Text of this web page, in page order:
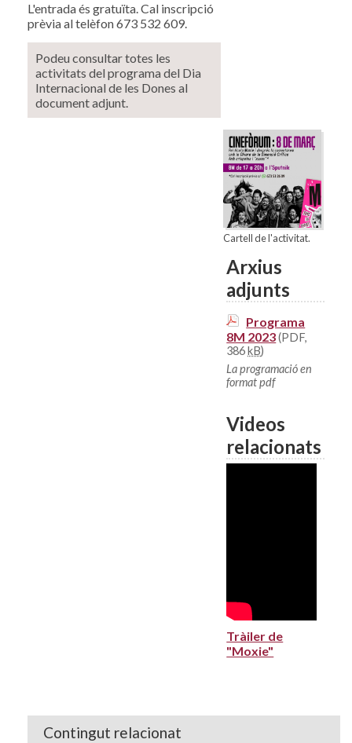
L'entrada és gratuïta. Cal inscripció
prèvia al telèfon 673 532 609.
Podeu consultar totes les
activitats del programa del Dia
Internacional de les Dones al
document adjunt.
Cartell de l'activitat.
Arxius
adjunts
Programa
8M 2023(PDF,
386kB)
La programació en
format pdf
Videos
relacionats
Tràiler de
"Moxie"
Contingut relacionat